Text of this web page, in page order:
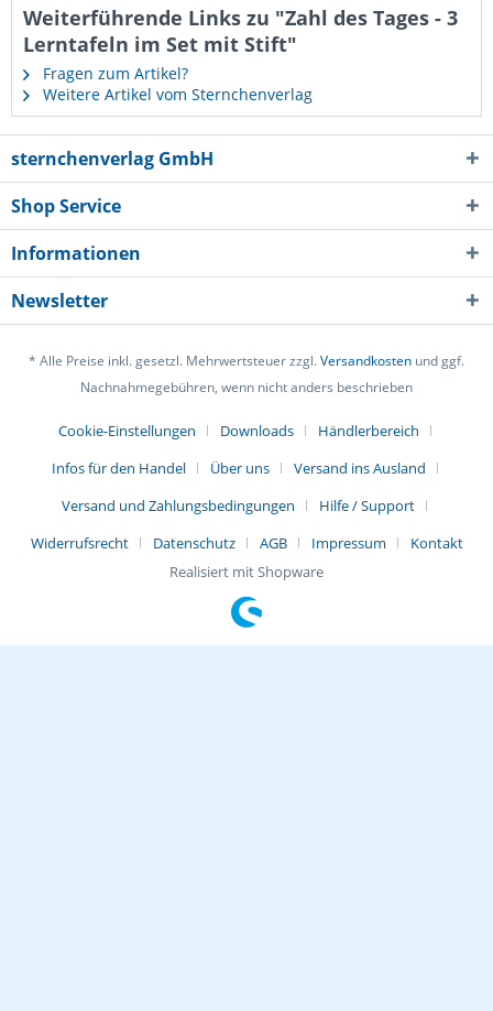
Weiterführende Links zu "Zahl des Tages - 3
Lerntafeln im Set mit Stift"
Fragen zum Artikel?
Weitere Artikel vom Sternchenverlag
sternchenverlag GmbH
Shop Service
Informationen
Newsletter
* Alle Preise inkl. gesetzl. Mehrwertsteuer zzgl.Versandkosten und ggf.
Nachnahmegebühren, wenn nicht anders beschrieben
Cookie-Einstellungen Downloads
Händlerbereich
Infos für den Handel
Über uns
Versand ins Ausland
Versand und Zahlungsbedingungen
Hilfe / Support
Widerrufsrecht
Datenschutz AGB Impressum
Kontakt
Realisiert mit Shopware